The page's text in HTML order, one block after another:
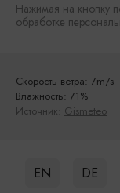
Нажимая на кнопку
обработке
Скорость ветра: 7m/s
Влажность: 71%
Источник: Gismeteo
EN DE